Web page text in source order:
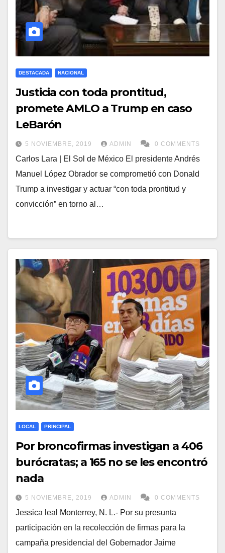
DESTACADA NACIONAL
Justicia con toda prontitud,
promete AMLO a Trump en caso
LeBarón
5 NOVIEMBRE, 2019 ADMIN 0 COMMENTS
Carlos Lara | El Sol de México El presidente Andrés
Manuel López Obrador se comprometió con Donald
Trump a investigar y actuar “con toda prontitud y
convicción” en torno al…
LOCAL PRINCIPAL
Por broncofirmas investigan a 406
burócratas; a 165 no se les encontró
nada
5 NOVIEMBRE, 2019 ADMIN 0 COMMENTS
Jessica leal Monterrey, N. L.- Por su presunta
participación en la recolección de firmas para la
campaña presidencial del Gobernador Jaime